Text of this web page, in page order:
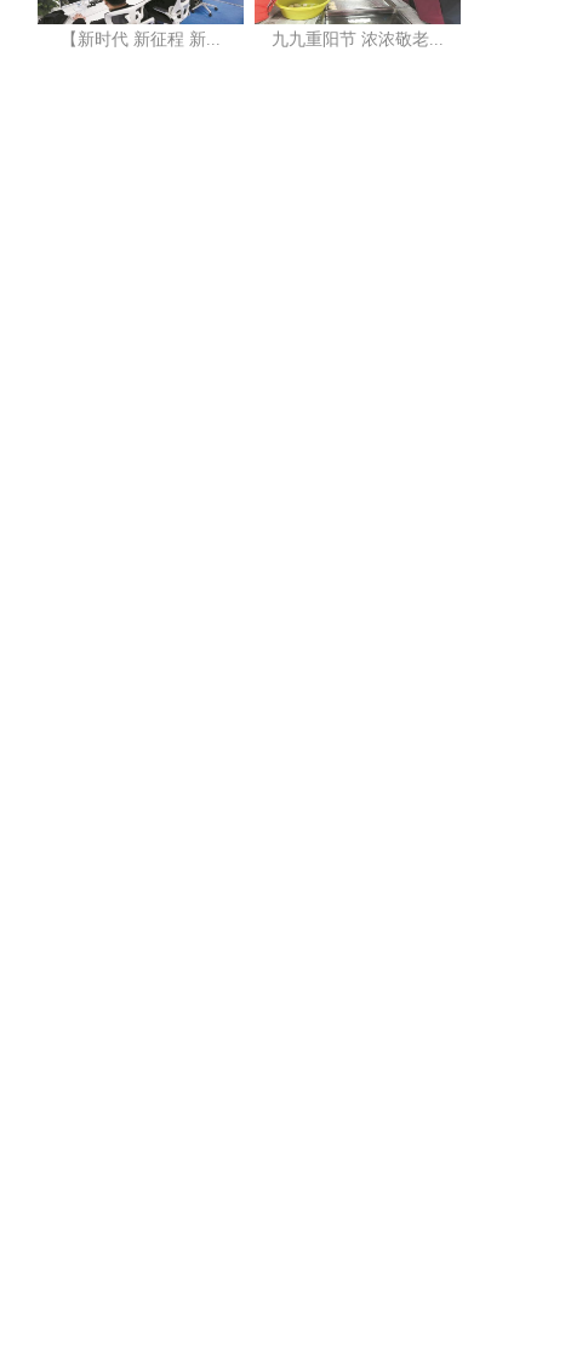
【新时代 新征程 新... 九九重阳节 浓浓敬老...